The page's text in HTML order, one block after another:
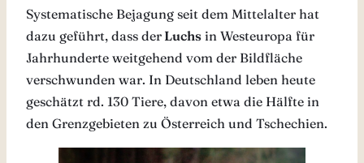
Systematische Bejagung seit dem Mittelalter hat
dazu geführt, dass der Luchs in Westeuropa für
Jahrhunderte weitgehend vom der Bildfläche
verschwunden war. In Deutschland leben heute
geschätzt rd. 130 Tiere, davon etwa die Hälfte in
den Grenzgebieten zu Österreich und Tschechien.